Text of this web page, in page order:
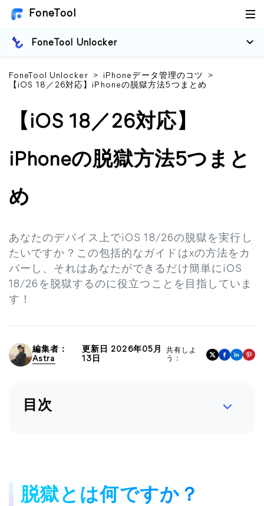
FoneTool
FoneTool Unlocker
FoneTool Unlocker > iPhoneデータ管理のコツ
>
【iOS 18／26対応】iPhoneの脱獄方法5つまとめ
【iOS 18／26対応】
iPhoneの脱獄方法5つまと
め
あなたのデバイス上でiOS 18/26の脱獄を実行し
たいですか？この包括的なガイドはxの方法をカ
バーし、それはあなたができるだけ簡単にiOS
18/26を脱獄するのに役立つことを目指していま
す！
編集者：
Astra
更新日 2026年05月
13日
共有しよ
う：
目次
脱獄とは何ですか？